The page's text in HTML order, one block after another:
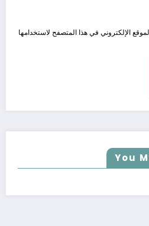
الإلكتروني في هذا المتصفح لاستخدامها
You